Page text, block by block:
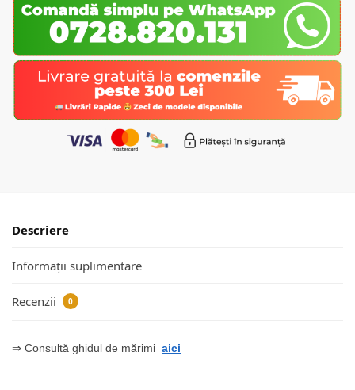
Descriere
Informații suplimentare
Recenzii 0
⇒ Consultă ghidul de mărimi aici